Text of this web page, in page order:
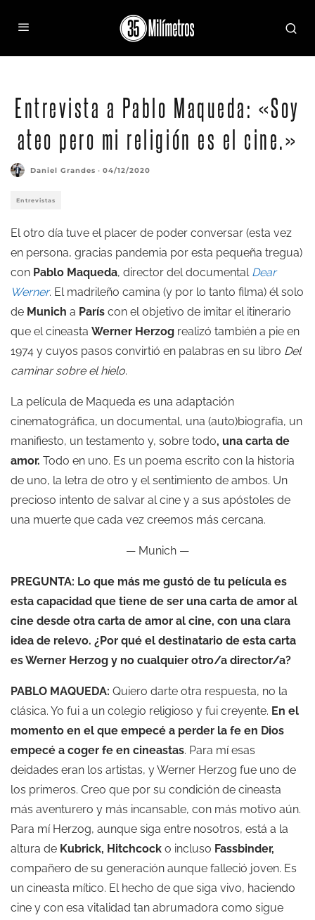
Entrevista a Pablo Maqueda: «Soy
ateo pero mi religión es el cine.»
Daniel Grandes · 04/12/2020
Entrevistas
El otro día tuve el placer de poder conversar (esta vez
en persona, gracias pandemia por esta pequeña tregua)
con Pablo Maqueda, director del documental Dear
Werner. El madrileño camina (y por lo tanto filma) él solo
de Munich a París con el objetivo de imitar el itinerario
que el cineasta Werner Herzog realizó también a pie en
1974 y cuyos pasos convirtió en palabras en su libro Del
caminar sobre el hielo.
La película de Maqueda es una adaptación
cinematográfica, un documental, una (auto)biografía, un
manifiesto, un testamento y, sobre todo, una carta de
amor. Todo en uno. Es un poema escrito con la historia
de uno, la letra de otro y el sentimiento de ambos. Un
precioso intento de salvar al cine y a sus apóstoles de
una muerte que cada vez creemos más cercana.
— Munich —
PREGUNTA: Lo que más me gustó de tu película es
esta capacidad que tiene de ser una carta de amor al
cine desde otra carta de amor al cine, con una clara
idea de relevo. ¿Por qué el destinatario de esta carta
es Werner Herzog y no cualquier otro/a director/a?
PABLO MAQUEDA: Quiero darte otra respuesta, no la
clásica. Yo fui a un colegio religioso y fui creyente. En el
momento en el que empecé a perder la fe en Dios
empecé a coger fe en cineastas. Para mí esas
deidades eran los artistas, y Werner Herzog fue uno de
los primeros. Creo que por su condición de cineasta
más aventurero y más incansable, con más motivo aún.
Para mí Herzog, aunque siga entre nosotros, está a la
altura de Kubrick, Hitchcock o incluso Fassbinder,
compañero de su generación aunque falleció joven. Es
un cineasta mítico. El hecho de que siga vivo, haciendo
cine y con esa vitalidad tan abrumadora como sigue